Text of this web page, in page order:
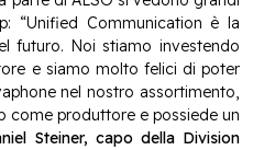
“Unified Communication è la
futuro. Noi stiamo investendo
e siamo molto felici di poter
nel nostro assortimento,
come produttore e possiede un
Steiner, capo della Division